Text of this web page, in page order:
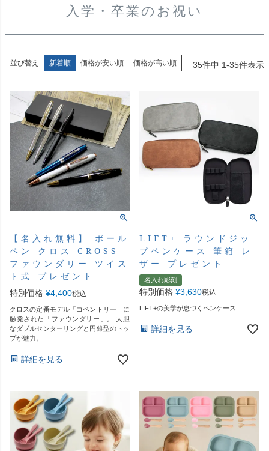
入学・卒業のお祝い
並び替え 新着順 価格が安い順 価格が高い順 35件中 1-35件表示
【名入れ無料】 ボール
ペン クロス CROSS
ファウンダリー ツイス
ト式 プレゼント
特別価格 ¥4,400税込
クロスの定番モデル「コベントリー」に
触発された「ファウンダリー」。 大胆
なダブルセンターリングと円錐型のトッ
プが魅力。
詳細を見る
LIFT+ ラウンドジッ
プペンケース 筆箱 レ
ザー プレゼント
名入れ彫刻
特別価格 ¥3,630税込
LIFT+の美学が息づくペンケース
詳細を見る